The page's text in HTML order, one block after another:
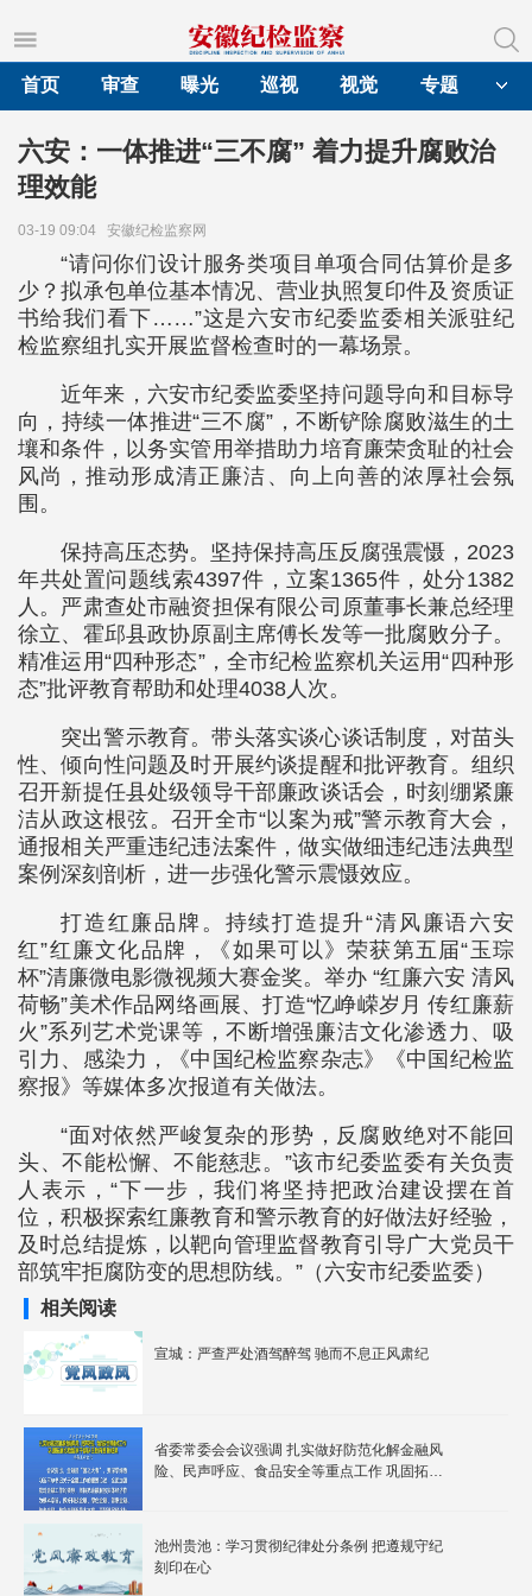
首页
审查 曝光 巡视 视觉 专题
六安：一体推进“三不腐” 着力提升腐败治
理效能
03-19 09:04 安徽纪检监察网
“请问你们设计服务类项目单项合同估算价是多
少？拟承包单位基本情况、营业执照复印件及资质证
书给我们看下……”这是六安市纪委监委相关派驻纪
检监察组扎实开展监督检查时的一幕场景。
近年来，六安市纪委监委坚持问题导向和目标导
向，持续一体推进“三不腐”，不断铲除腐败滋生的土
壤和条件，以务实管用举措助力培育廉荣贪耻的社会
风尚，推动形成清正廉洁、向上向善的浓厚社会氛
围。
保持高压态势。坚持保持高压反腐强震慑，2023
年共处置问题线索4397件，立案1365件，处分1382
人。严肃查处市融资担保有限公司原董事长兼总经理
徐立、霍邱县政协原副主席傅长发等一批腐败分子。
精准运用“四种形态”，全市纪检监察机关运用“四种形
态”批评教育帮助和处理4038人次。
突出警示教育。带头落实谈心谈话制度，对苗头
性、倾向性问题及时开展约谈提醒和批评教育。组织
召开新提任县处级领导干部廉政谈话会，时刻绷紧廉
洁从政这根弦。召开全市“以案为戒”警示教育大会，
通报相关严重违纪违法案件，做实做细违纪违法典型
案例深刻剖析，进一步强化警示震慑效应。
打造红廉品牌。持续打造提升“清风廉语六安
红”红廉文化品牌，《如果可以》荣获第五届“玉琮
杯”清廉微电影微视频大赛金奖。举办 “红廉六安 清风
荷畅”美术作品网络画展、打造“忆峥嵘岁月 传红廉薪
火”系列艺术党课等，不断增强廉洁文化渗透力、吸
引力、感染力，《中国纪检监察杂志》《中国纪检监
察报》等媒体多次报道有关做法。
“面对依然严峻复杂的形势，反腐败绝对不能回
头、不能松懈、不能慈悲。”该市纪委监委有关负责
人表示，“下一步，我们将坚持把政治建设摆在首
位，积极探索红廉教育和警示教育的好做法好经验，
及时总结提炼，以靶向管理监督教育引导广大党员干
部筑牢拒腐防变的思想防线。”（六安市纪委监委）
相关阅读
宣城：严查严处酒驾醉驾 驰而不息正风肃纪
省委常委会会议强调 扎实做好防范化解金融风
险、民声呼应、食品安全等重点工作 巩固拓展
池州贵池：学习贯彻纪律处分条例 把遵规守纪
刻印在心